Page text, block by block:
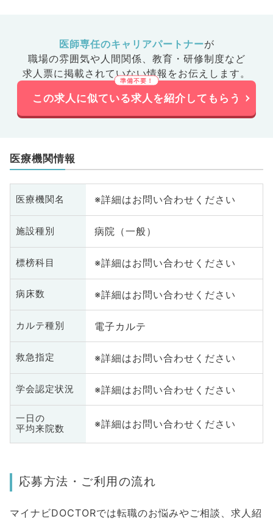
医師専任のキャリアパートナーが
職場の雰囲気や人間関係、 教育・研修制度など
求人票に掲載されていない情報をお伝えします。
この求人に似ている求人を紹介してもらう
医療機関情報
医療機関名 ※詳細はお問い合わせください
施設種別 病院（一般）
標榜科目 ※詳細はお問い合わせください
病床数 ※詳細はお問い合わせください
カルテ種別 電子カルテ
救急指定 ※詳細はお問い合わせください
学会認定状況 ※詳細はお問い合わせください
一日の
平均来院数
※詳細はお問い合わせください
応募方法・ご利用の流れ
マイナビDOCTORでは転職のお悩みやご相談、求人紹